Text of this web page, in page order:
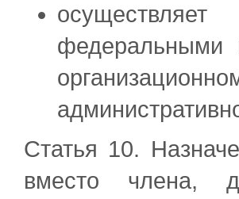
федеральными
Статья 10.
вместо члена,